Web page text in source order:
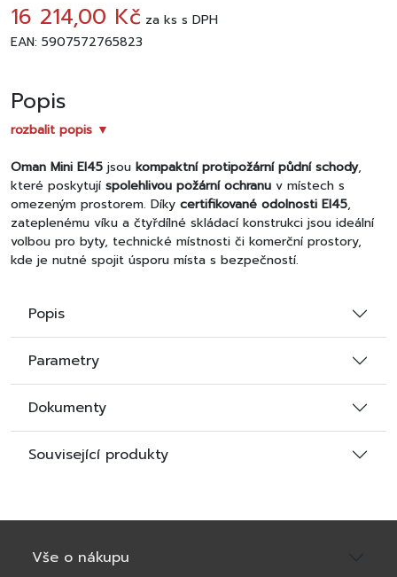
16 214,00 Kč za ks s DPH
EAN: 5907572765823
Popis
rozbalit popis ▼
Oman Mini EI45 jsou kompaktní protipožární půdní schody,
které poskytují spolehlivou požární ochranu v místech s
omezeným prostorem. Díky certifikované odolnosti EI45,
zateplenému víku a čtyřdílné skládací konstrukci jsou ideální
volbou pro byty, technické místnosti či komerční prostory,
kde je nutné spojit úsporu místa s bezpečností.
Hlavní výhody:
Požární odolnost EI45, certifikovaná dle platných norem
Oboustranný bílý HDF povrch
– esteticky vhodné pro každý
prostor
Bezpečné nášlapy s protiskluzovou úpravou
Odolné kovové bočnice žebříku
Popis
Parametry
Dokumenty
Související produkty
Vše o nákupu